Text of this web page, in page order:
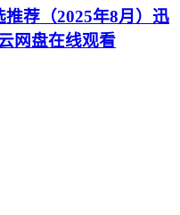
荐（2025年8月）迅
网盘在线观看